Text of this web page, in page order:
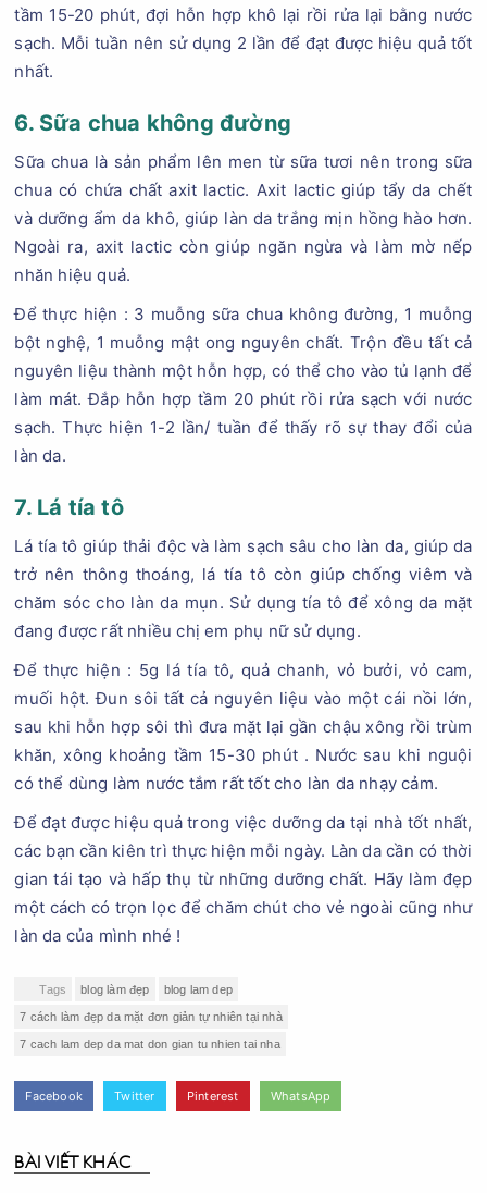
tầm 15-20 phút, đợi hỗn hợp khô lại rồi rửa lại bằng nước
sạch. Mỗi tuần nên sử dụng 2 lần để đạt được hiệu quả tốt
nhất.
6. Sữa chua không đường
Sữa chua là sản phẩm lên men từ sữa tươi nên trong sữa
chua có chứa chất axit lactic. Axit lactic giúp tẩy da chết
và dưỡng ẩm da khô, giúp làn da trắng mịn hồng hào hơn.
Ngoài ra, axit lactic còn giúp ngăn ngừa và làm mờ nếp
nhăn hiệu quả.
Để thực hiện : 3 muỗng sữa chua không đường, 1 muỗng
bột nghệ, 1 muỗng mật ong nguyên chất. Trộn đều tất cả
nguyên liệu thành một hỗn hợp, có thể cho vào tủ lạnh để
làm mát. Đắp hỗn hợp tầm 20 phút rồi rửa sạch với nước
sạch. Thực hiện 1-2 lần/ tuần để thấy rõ sự thay đổi của
làn da.
7. Lá tía tô
Lá tía tô giúp thải độc và làm sạch sâu cho làn da, giúp da
trở nên thông thoáng, lá tía tô còn giúp chống viêm và
chăm sóc cho làn da mụn. Sử dụng tía tô để xông da mặt
đang được rất nhiều chị em phụ nữ sử dụng.
Để thực hiện : 5g lá tía tô, quả chanh, vỏ bưởi, vỏ cam,
muối hột. Đun sôi tất cả nguyên liệu vào một cái nồi lớn,
sau khi hỗn hợp sôi thì đưa mặt lại gần chậu xông rồi trùm
khăn, xông khoảng tầm 15-30 phút . Nước sau khi nguội
có thể dùng làm nước tắm rất tốt cho làn da nhạy cảm.
Để đạt được hiệu quả trong việc dưỡng da tại nhà tốt nhất,
các bạn cần kiên trì thực hiện mỗi ngày. Làn da cần có thời
gian tái tạo và hấp thụ từ những dưỡng chất. Hãy làm đẹp
một cách có trọn lọc để chăm chút cho vẻ ngoài cũng như
làn da của mình nhé !
Tags blog làm đẹp blog lam dep
7 cách làm đẹp da mặt đơn giản tự nhiên tại nhà
7 cach lam dep da mat don gian tu nhien tai nha
Facebook Twitter Pinterest WhatsApp
BÀI VIẾT KHÁC